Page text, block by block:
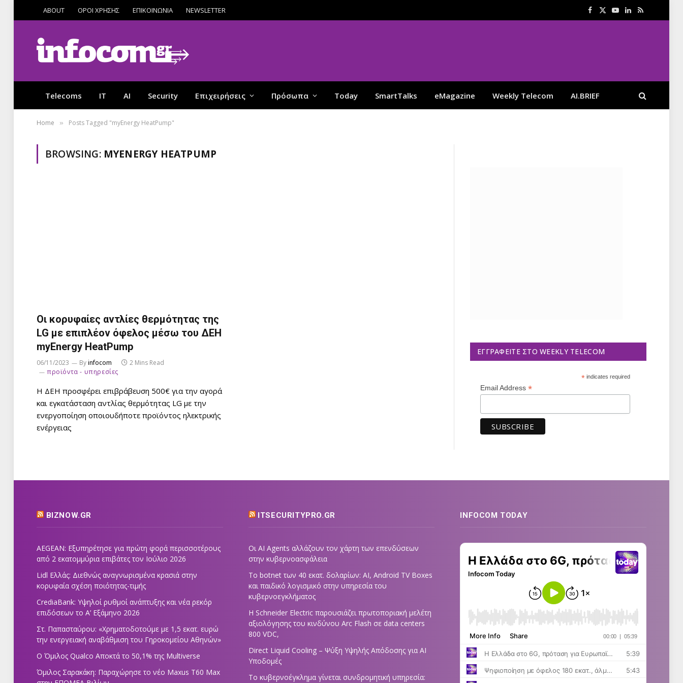
ABOUT ΟΡΟΙ ΧΡΗΣΗΣ ΕΠΙΚΟΙΝΩΝΙΑ NEWSLETTER Facebook
X
YouTube
LinkedIn
RSS
Telecoms IT AI Security Επιχειρήσεις Πρόσωπα Today SmartTalks eMagazine Weekly Telecom AI.BRIEF
Home » Posts Tagged "myEnergy HeatPump"
BROWSING: MYENERGY HEATPUMP
Οι κορυφαίες αντλίες θερμότητας της
LG με επιπλέον όφελος μέσω του ΔΕΗ
myEnergy HeatPump
06/11/2023 Byinfocom
2 Mins Read
προϊόντα - υπηρεσίες
Η ΔΕΗ προσφέρει επιβράβευση 500€ για την αγορά
και εγκατάσταση αντλίας θερμότητας LG με την
ενεργοποίηση οποιουδήποτε προϊόντος ηλεκτρικής
ενέργειας
ΕΓΓΡΑΦΕΊΤΕ ΣΤΟ WEEKLY TELECOM
*indicates required
Email Address *
BIZNOW.GR
AEGEAN: Εξυπηρέτησε για πρώτη φορά περισσοτέρους
από 2 εκατομμύρια επιβάτες τον Ιούλιο 2026
Lidl Ελλάς: Διεθνώς αναγνωρισμένα κρασιά στην
κορυφαία σχέση ποιότητας-τιμής
CrediaBank: Υψηλοί ρυθμοί ανάπτυξης και νέα ρεκόρ
επιδόσεων το Α’ Εξάμηνο 2026
Στ. Παπασταύρου: «Χρηματοδοτούμε με 1,5 εκατ. ευρώ
την ενεργειακή αναβάθμιση του Γηροκομείου Αθηνών»
Ο Όμιλος Qualco Αποκτά το 50,1% της Multiverse
Όμιλος Σαρακάκη: Παραχώρησε το νέο Maxus T60 Max
ITSECURITYPRO.GR
Οι AI Agents αλλάζουν τον χάρτη των επενδύσεων
στην κυβερνοασφάλεια
Το botnet των 40 εκατ. δολαρίων: AI, Android TV Boxes
και παιδικό λογισμικό στην υπηρεσία του
κυβερνοεγκλήματος
Η Schneider Electric παρουσιάζει πρωτοποριακή μελέτη
αξιολόγησης του κινδύνου Arc Flash σε data centers
800 VDC,
Direct Liquid Cooling – Ψύξη Υψηλής Απόδοσης για AI
Υποδομές
Το κυβερνοέγκλημα γίνεται συνδρομητική υπηρεσία:
INFOCOM TODAY